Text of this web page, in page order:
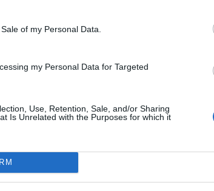
of my Personal Data.
my Personal Data for Targeted
Use, Retention, Sale, and/or Sharing
Is Unrelated with the Purposes for which it